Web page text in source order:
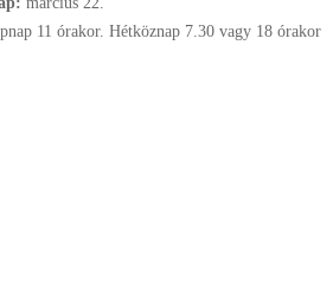
11 órakor. Hétköznap 7.30 vagy 18 órakor